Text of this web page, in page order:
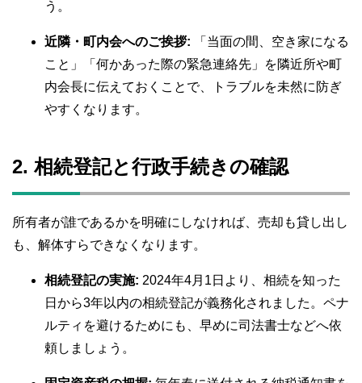
う。
近隣・町内会へのご挨拶: 「当面の間、空き家になる
こと」「何かあった際の緊急連絡先」を隣近所や町
内会長に伝えておくことで、トラブルを未然に防ぎ
やすくなります。
2. 相続登記と行政手続きの確認
所有者が誰であるかを明確にしなければ、売却も貸し出し
も、解体すらできなくなります。
相続登記の実施: 2024年4月1日より、相続を知った
日から3年以内の相続登記が義務化されました。ペナ
ルティを避けるためにも、早めに司法書士などへ依
頼しましょう。